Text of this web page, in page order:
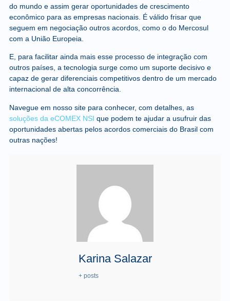
do mundo e assim gerar oportunidades de crescimento
econômico para as empresas nacionais. É válido frisar que
seguem em negociação outros acordos, como o do Mercosul
com a União Europeia.
E, para facilitar ainda mais esse processo de integração com
outros países, a tecnologia surge como um suporte decisivo e
capaz de gerar diferenciais competitivos dentro de um mercado
internacional de alta concorrência.
Navegue em nosso site para conhecer, com detalhes, as
soluções da eCOMEX NSI que podem te ajudar a usufruir das
oportunidades abertas pelos acordos comerciais do Brasil com
outras nações!
Karina Salazar
+ posts